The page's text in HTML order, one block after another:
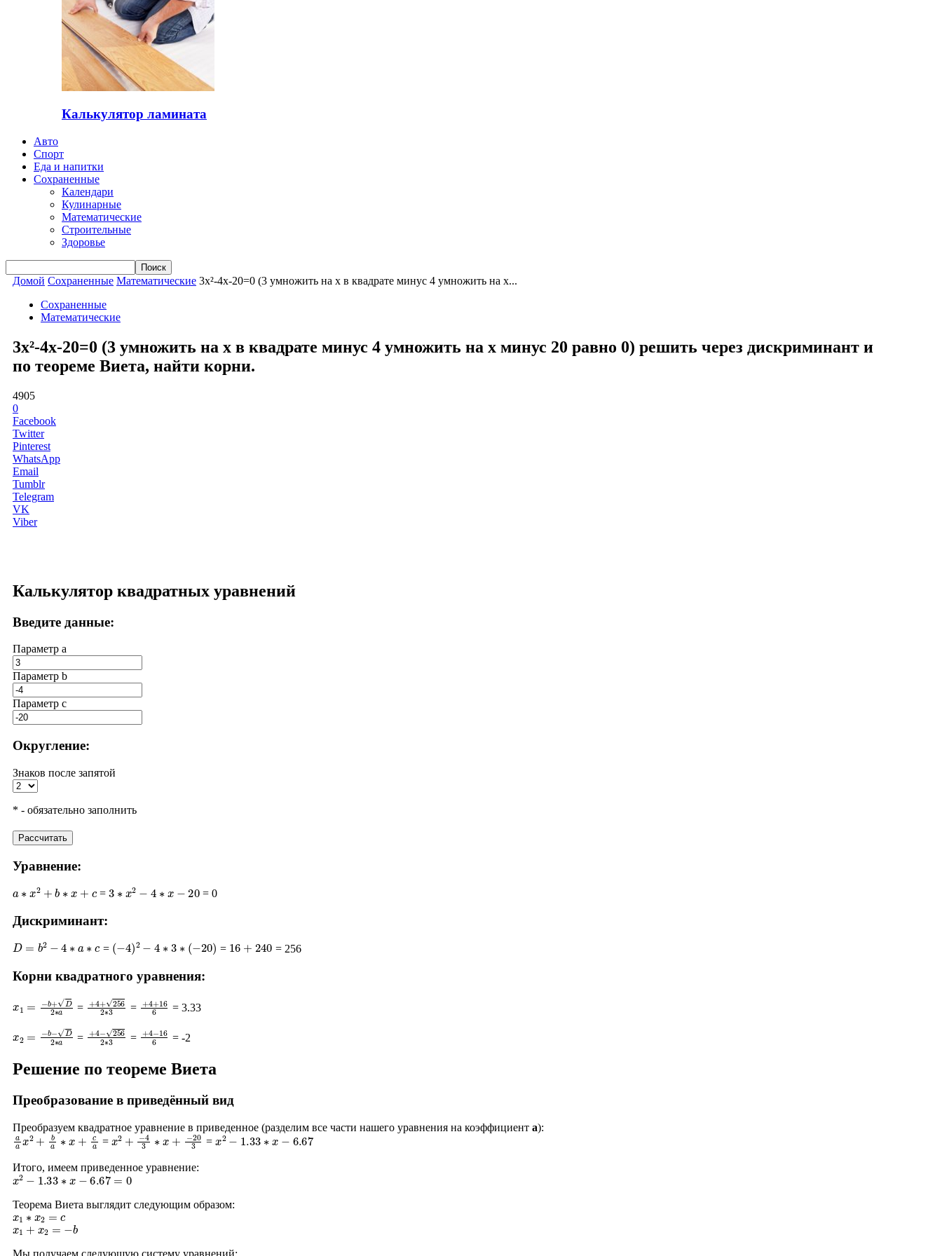
Калькулятор ламината
Авто
Спорт
Еда и напитки
Сохраненные
Календари
Кулинарные
Математические
Строительные
Здоровье
Домой Сохраненные Математические 3x²-4x-20=0 (3 умножить на x в квадрате минус 4 умножить на x...
Сохраненные
Математические
3x²-4x-20=0 (3 умножить на x в квадрате минус 4 умножить на x минус 20 равно 0) решить через дискриминант и
по теореме Виета, найти корни.
4905
0
Facebook
Twitter
Pinterest
WhatsApp
Email
Tumblr
Telegram
VK
Viber
Калькулятор квадратных уравнений
Введите данные:
Параметр a
Параметр b
Параметр с
Округление:
Знаков после запятой
* - обязательно заполнить
Рассчитать
Уравнение:
2 b ∗ = 3 2 ∗ = 0
Дискриминант:
D= 2− a = (− 4)2− ∗ ∗ −20) = 16 + 240 = 256
Корни квадратного уравнения:
+ D2∗ = + 4 + 256 3
= + 4 + 16 = 3.33
b−D2∗ = +4−256 3
= +4−16 = -2
Решение по теореме Виета
Преобразование в приведённый вид
Преобразуем квадратное уравнение в приведенное (разделим все части нашего уравнения на коэффициент a):
aax2+ba∗x+ca = x2+−43∗x+−203 =x2−1.33∗x−6.67
Итого, имеем приведенное уравнение:
x2−1.33∗x−6.67=0
Теорема Виета выглядит следующим образом:
x1∗x2= c
x1 + x2 =− b
Мы получаем следующую систему уравнений: